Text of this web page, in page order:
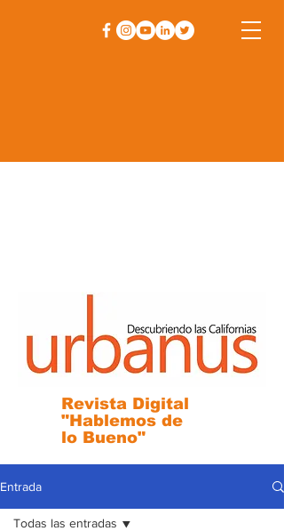
Revista Digital
"Hablemos de
lo Bueno"
Entrada
Todas las entradas